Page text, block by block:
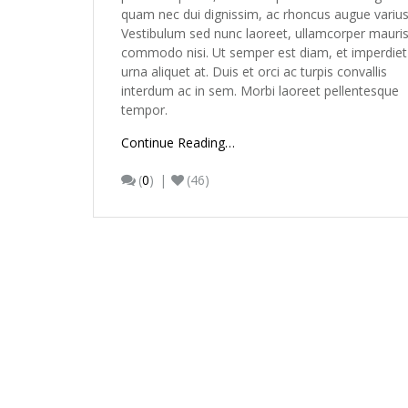
quam nec dui dignissim, ac rhoncus augue
Vestibulum sed nunc laoreet, ullamcorper
commodo nisi. Ut semper est diam, et imperdiet
urna aliquet at. Duis et orci ac turpis convallis
interdum ac in sem. Morbi laoreet pellentesque
tempor.
Continue Reading…
(0) (46)